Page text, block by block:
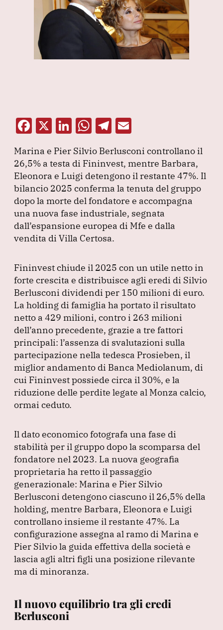
F
c
e
b
o
o
k
X Li
k
e
dI
n
W
at
s
A
p
p
T
e
gr
a
m
ai
l
Marina e Pier Silvio Berlusconi controllano il
26,5% a testa di Fininvest, mentre Barbara,
Eleonora e Luigi detengono il restante 47%. Il
bilancio 2025 conferma la tenuta del gruppo
dopo la morte del fondatore e accompagna
una nuova fase industriale, segnata
dall’espansione europea di Mfe e dalla
vendita di Villa Certosa.
Fininvest chiude il 2025 con un utile netto in
forte crescita e distribuisce agli eredi di Silvio
Berlusconi dividendi per 150 milioni di euro.
La holding di famiglia ha portato il risultato
netto a 429 milioni, contro i 263 milioni
dell’anno precedente, grazie a tre fattori
principali: l’assenza di svalutazioni sulla
partecipazione nella tedesca Prosieben, il
miglior andamento di Banca Mediolanum, di
cui Fininvest possiede circa il 30%, e la
riduzione delle perdite legate al Monza calcio,
ormai ceduto.
Il dato economico fotografa una fase di
stabilità per il gruppo dopo la scomparsa del
fondatore nel 2023. La nuova geografia
proprietaria ha retto il passaggio
generazionale: Marina e Pier Silvio
Berlusconi detengono ciascuno il 26,5% della
holding, mentre Barbara, Eleonora e Luigi
controllano insieme il restante 47%. La
configurazione assegna al ramo di Marina e
Pier Silvio la guida effettiva della società e
lascia agli altri figli una posizione rilevante
ma di minoranza.
Il nuovo equilibrio tra gli eredi
Berlusconi